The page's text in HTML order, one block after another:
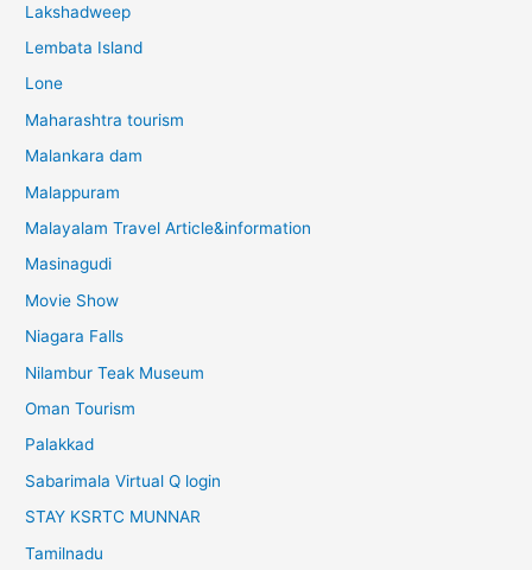
Lakshadweep
Lembata Island
Lone
Maharashtra tourism
Malankara dam
Malappuram
Malayalam Travel Article&information
Masinagudi
Movie Show
Niagara Falls
Nilambur Teak Museum
Oman Tourism
Palakkad
Sabarimala Virtual Q login
STAY KSRTC MUNNAR
Tamilnadu